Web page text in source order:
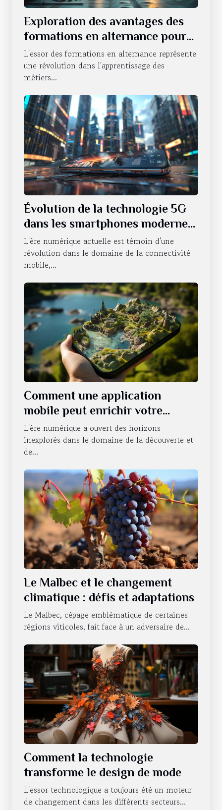
Exploration des avantages des
formations en alternance pour
les carrières techniques
L'essor des formations en alternance représente
une révolution dans l'apprentissage des
métiers...
Évolution de la technologie 5G
dans les smartphones modernes
et son impact sur la connectivité
L'ère numérique actuelle est témoin d'une
révolution dans le domaine de la connectivité
mobile,...
Comment une application
mobile peut enrichir votre
expérience lors de visites en
sites naturels et légendaires
L'ère numérique a ouvert des horizons
inexplorés dans le domaine de la découverte et
de...
Le Malbec et le changement
climatique : défis et adaptations
Le Malbec, cépage emblématique de certaines
régions viticoles, fait face à un adversaire de...
Comment la technologie
transforme le design de mode
L'essor technologique a toujours été un moteur
de changement dans les différents secteurs...